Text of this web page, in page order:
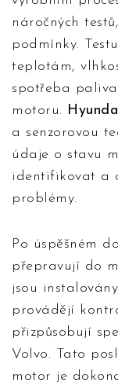
náročných
podmínky.
teplotám,
spotřeba
motoru.
a senzorovou
údaje o stavu
identifikovat a
problémy.
Po úspěšném
přepravují do
jsou
provádějí
přizpůsobují
Volvo. Tato
motor je